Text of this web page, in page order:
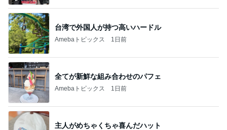
台湾で外国人が持つ高いハードル
Amebaトピックス 1日前
全てが新鮮な組み合わせのパフェ
Amebaトピックス 1日前
主人がめちゃくちゃ喜んだハット